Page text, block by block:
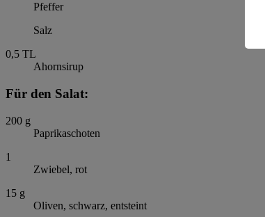
Pfeffer
Salz
0,5 TL
Ahornsirup
Für den Salat:
200 g
Paprikaschoten
1
Zwiebel, rot
15 g
Oliven, schwarz, entsteint